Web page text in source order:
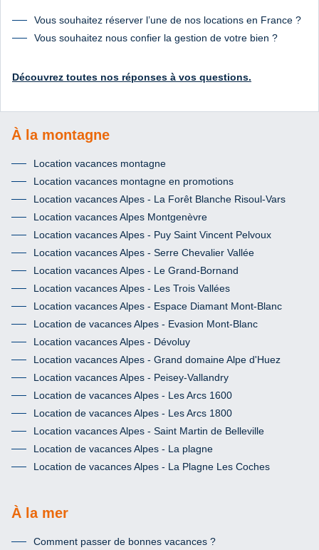
Vous souhaitez réserver l’une de nos locations en France ?
Vous souhaitez nous confier la gestion de votre bien ?
Découvrez toutes nos réponses à vos questions.
À la montagne
Location vacances montagne
Location vacances montagne en promotions
Location vacances Alpes - La Forêt Blanche Risoul-Vars
Location vacances Alpes Montgenèvre
Location vacances Alpes - Puy Saint Vincent Pelvoux
Location vacances Alpes - Serre Chevalier Vallée
Location vacances Alpes - Le Grand-Bornand
Location vacances Alpes - Les Trois Vallées
Location vacances Alpes - Espace Diamant Mont-Blanc
Location de vacances Alpes - Evasion Mont-Blanc
Location vacances Alpes - Dévoluy
Location vacances Alpes - Grand domaine Alpe d'Huez
Location vacances Alpes - Peisey-Vallandry
Location de vacances Alpes - Les Arcs 1600
Location de vacances Alpes - Les Arcs 1800
Location vacances Alpes - Saint Martin de Belleville
Location de vacances Alpes - La plagne
Location de vacances Alpes - La Plagne Les Coches
À la mer
Comment passer de bonnes vacances ?